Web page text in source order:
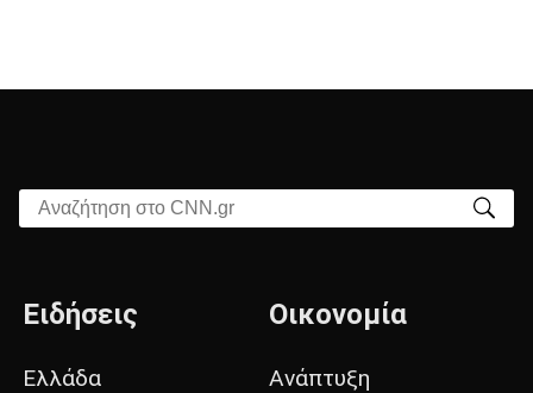
Αναζήτηση στο CNN.gr
Ειδήσεις
Ελλάδα
Οικονομία
Ανάπτυξη